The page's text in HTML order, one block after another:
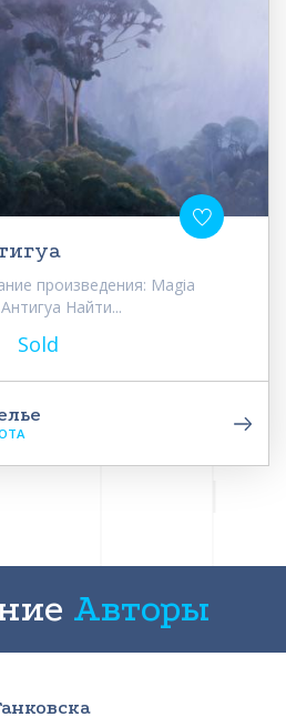
произведения: Magia
Найти...
Sold
Авторы